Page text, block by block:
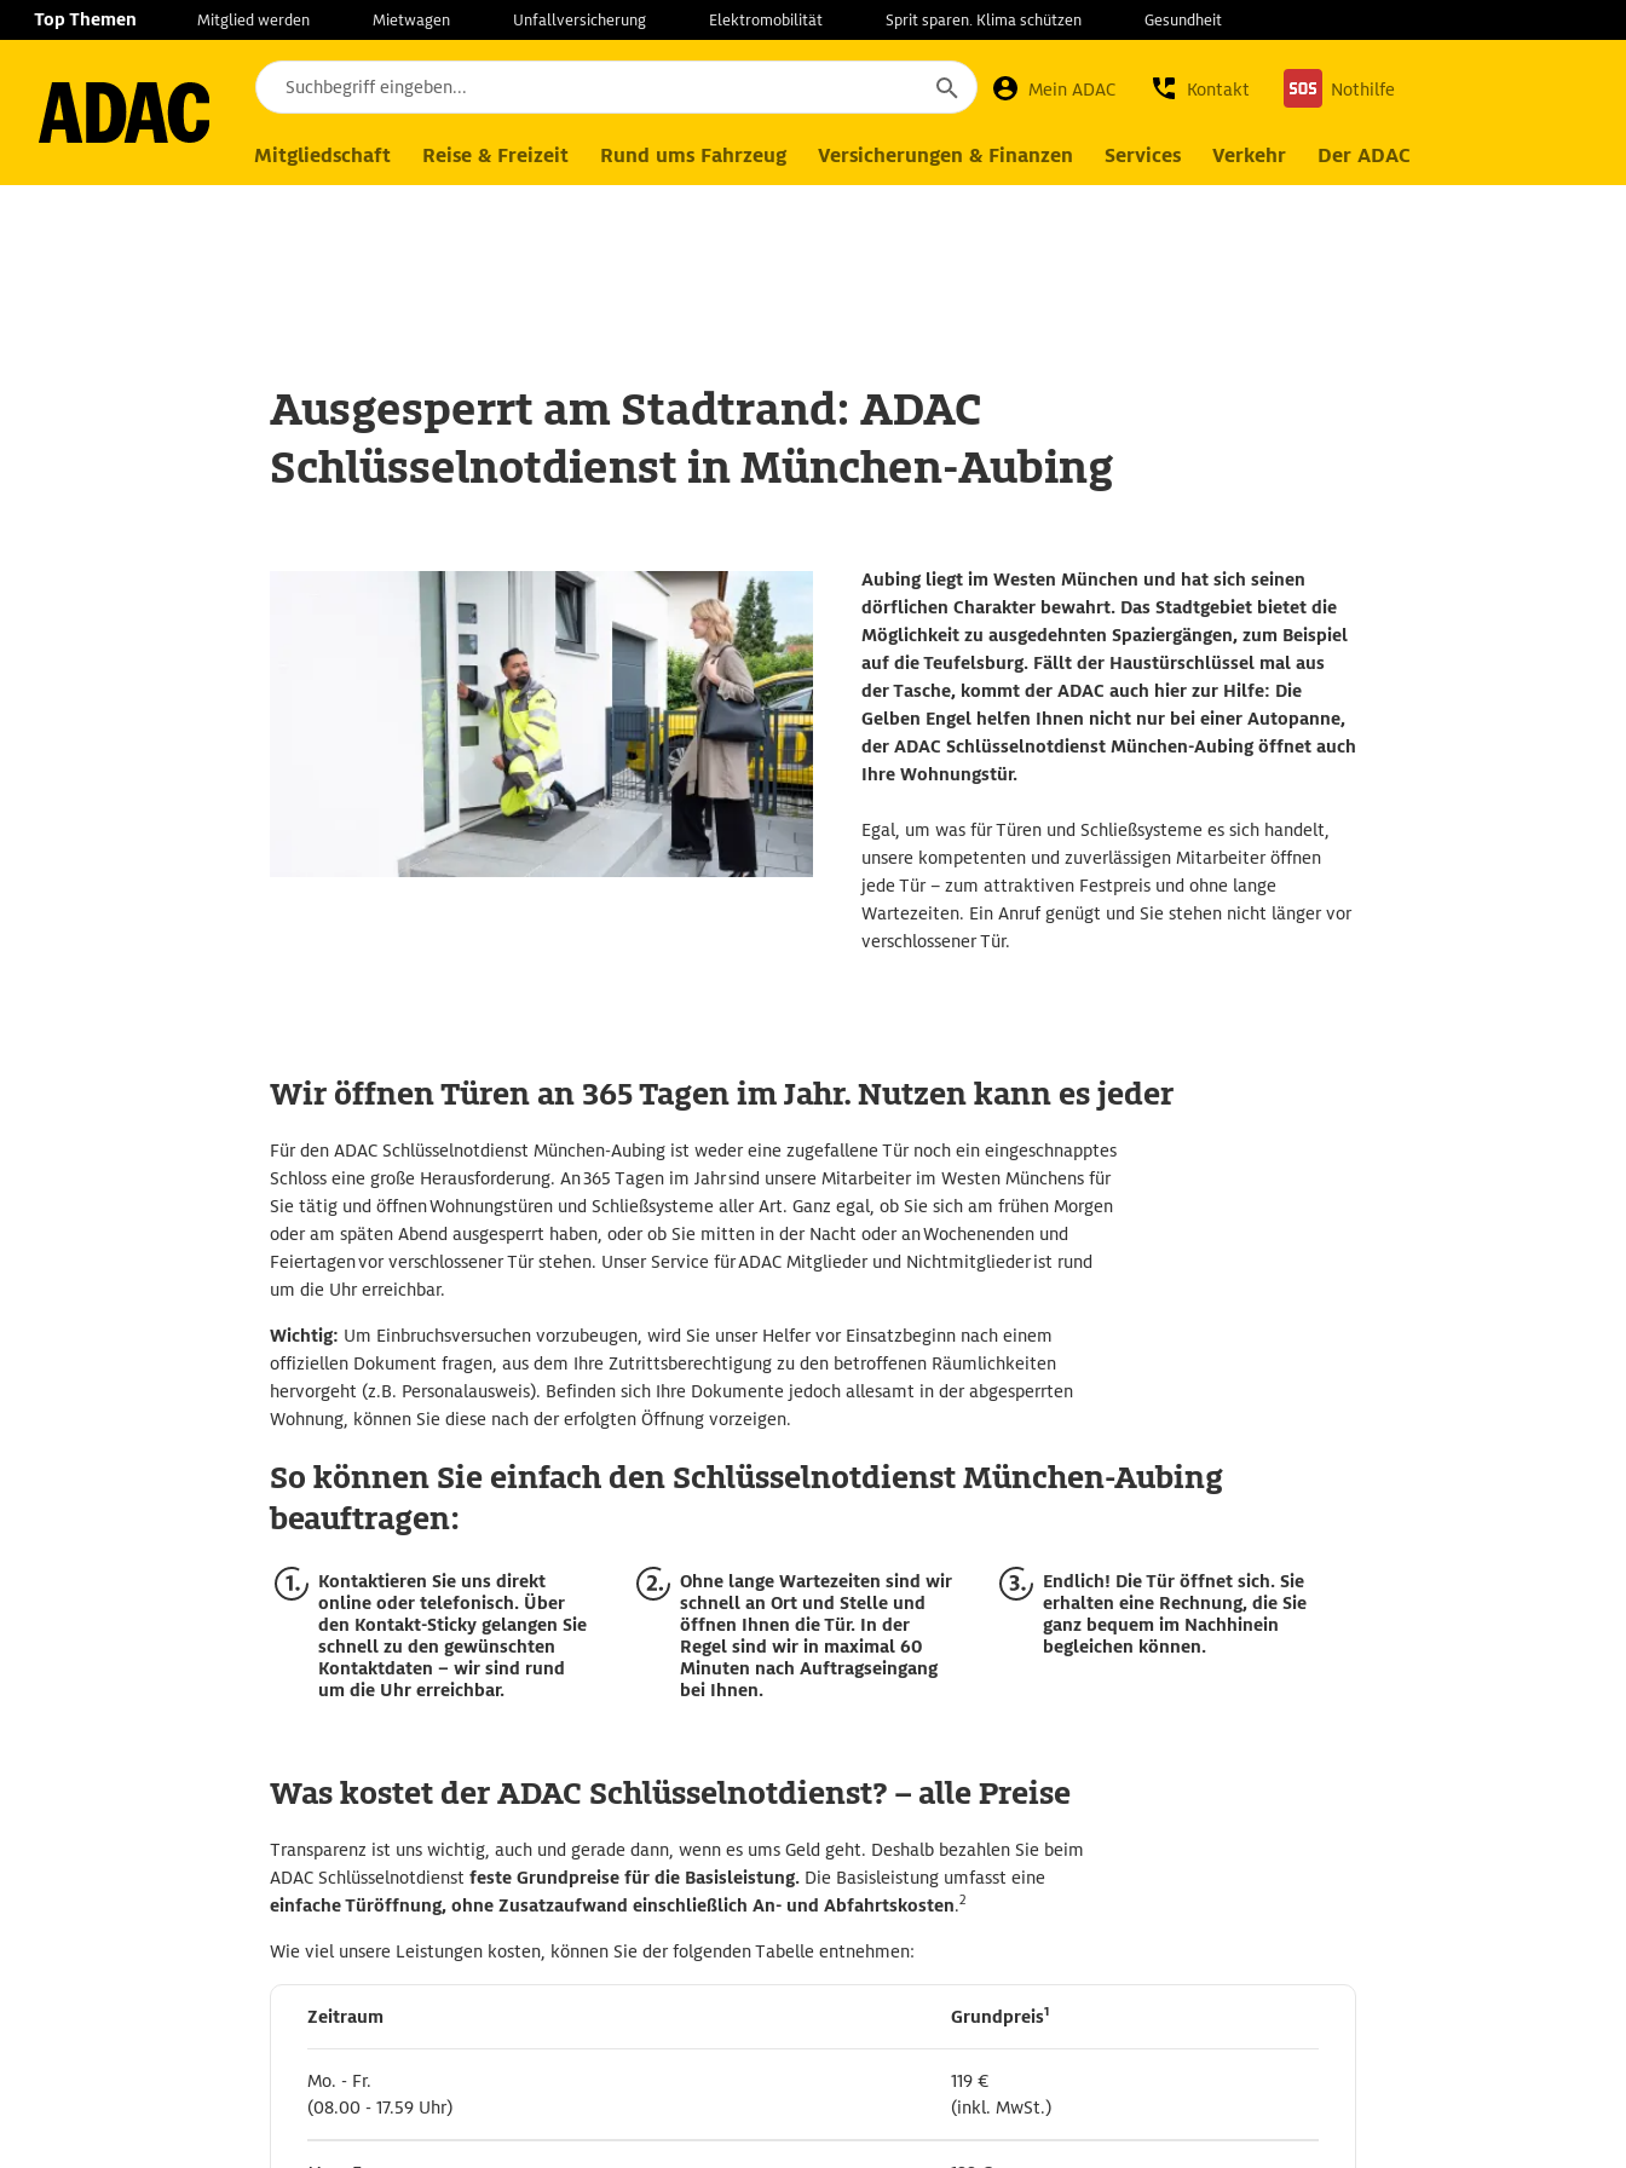
NavigationSucheSeiteninhaltFußzeile
Top Themen Mitglied werden Mietwagen Unfallversicherung Elektromobilität Sprit sparen. Klima schützen Gesundheit
Mein ADAC Kontakt Nothilfe
Mitgliedschaft Reise & Freizeit Rund ums Fahrzeug Versicherungen & Finanzen Services Verkehr Der ADAC
Services Schlüsselnotdienst
Ausgesperrt am Stadtrand: ADAC
Schlüsselnotdienst in München-Aubing
Aubing liegt im Westen München und hat sich seinen
dörflichen Charakter bewahrt. Das Stadtgebiet bietet die
Möglichkeit zu ausgedehnten Spaziergängen, zum Beispiel
auf die Teufelsburg. Fällt der Haustürschlüssel mal aus
der Tasche, kommt der ADAC auch hier zur Hilfe: Die
Gelben Engel helfen Ihnen nicht nur bei einer Autopanne,
der ADAC Schlüsselnotdienst München-Aubing öffnet auch
Ihre Wohnungstür.
Egal, um was für Türen und Schließsysteme es sich handelt,
unsere kompetenten und zuverlässigen Mitarbeiter öffnen
jede Tür – zum attraktiven Festpreis und ohne lange
Wartezeiten. Ein Anruf genügt und Sie stehen nicht länger vor
verschlossener Tür.
Wir öffnen Türen an 365 Tagen im Jahr. Nutzen kann es jeder
Für den ADAC Schlüsselnotdienst München-Aubing ist weder eine zugefallene Tür noch ein eingeschnapptes
Schloss eine große Herausforderung. An 365 Tagen im Jahr sind unsere Mitarbeiter im Westen Münchens für
Sie tätig und öffnen Wohnungstüren und Schließsysteme aller Art. Ganz egal, ob Sie sich am frühen Morgen
oder am späten Abend ausgesperrt haben, oder ob Sie mitten in der Nacht oder an Wochenenden und
Feiertagen vor verschlossener Tür stehen. Unser Service für ADAC Mitglieder und Nichtmitglieder ist rund
um die Uhr erreichbar.
Wichtig: Um Einbruchsversuchen vorzubeugen, wird Sie unser Helfer vor Einsatzbeginn nach einem
offiziellen Dokument fragen, aus dem Ihre Zutrittsberechtigung zu den betroffenen Räumlichkeiten
hervorgeht (z.B. Personalausweis). Befinden sich Ihre Dokumente jedoch allesamt in der abgesperrten
Wohnung, können Sie diese nach der erfolgten Öffnung vorzeigen.
So können Sie einfach den Schlüsselnotdienst München-Aubing
beauftragen:
Kontaktieren Sie uns direkt
online oder telefonisch. Über
den Kontakt-Sticky gelangen Sie
schnell zu den gewünschten
Kontaktdaten – wir sind rund
um die Uhr erreichbar.
Ohne lange Wartezeiten sind wir
schnell an Ort und Stelle und
öffnen Ihnen die Tür. In der
Regel sind wir in maximal 60
Minuten nach Auftragseingang
bei Ihnen.
Endlich! Die Tür öffnet sich. Sie
erhalten eine Rechnung, die Sie
ganz bequem im Nachhinein
begleichen können.
Was kostet der ADAC Schlüsselnotdienst? – alle Preise
Transparenz ist uns wichtig, auch und gerade dann, wenn es ums Geld geht. Deshalb bezahlen Sie beim
ADAC Schlüsselnotdienst feste Grundpreise für die Basisleistung. Die Basisleistung umfasst eine
einfache Türöffnung, ohne Zusatzaufwand einschließlich An- und Abfahrtskosten.2
Wie viel unsere Leistungen kosten, können Sie der folgenden Tabelle entnehmen:
Zeitraum Grundpreis1
Mo. - Fr.
(08.00 - 17.59 Uhr)
119 €
(inkl. MwSt.)
Zeitraum Grundpreis1
Mo. - Fr.
(08.00 - 17.59 Uhr)
119 €
(inkl. MwSt.)